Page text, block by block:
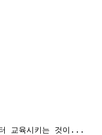
교육시키는 것이...